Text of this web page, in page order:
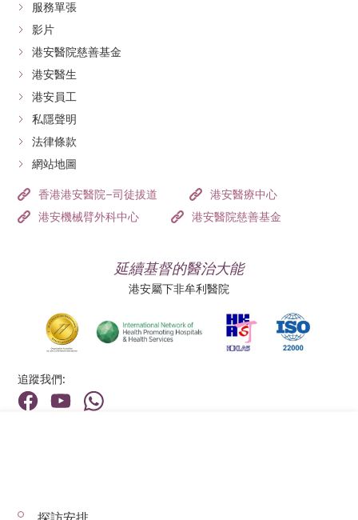
服務單張
影片
港安醫院慈善基金
港安醫生
港安員工
私隱聲明
法律條款
網站地圖
香港港安醫院–司徒拔道
港安醫療中心
港安機械臂外科中心
港安醫院慈善基金
延續基督的醫治大能
港安屬下非牟利醫院
追蹤我們: